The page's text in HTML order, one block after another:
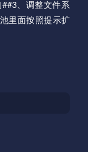
、调整文件系
里面按照提示扩